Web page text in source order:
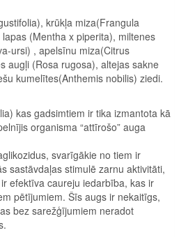
krūkļa miza(Frangula
(Mentha x piperita), miltenes
ursi) , apelsīnu miza(Citrus
augļi (Rosa rugosa), altejas sakne
kumelītes(Anthemis nobilis) ziedi.
kas gadsimtiem ir tika izmantota kā
organisma “attīrošo” auga
svarīgākie no tiem ir
sastāvdaļas stimulē zarnu aktivitāti,
efektīva caureju iedarbība, kas ir
pētījumiem. Šīs augs ir nekaitīgs,
bez sarežģījumiem neradot